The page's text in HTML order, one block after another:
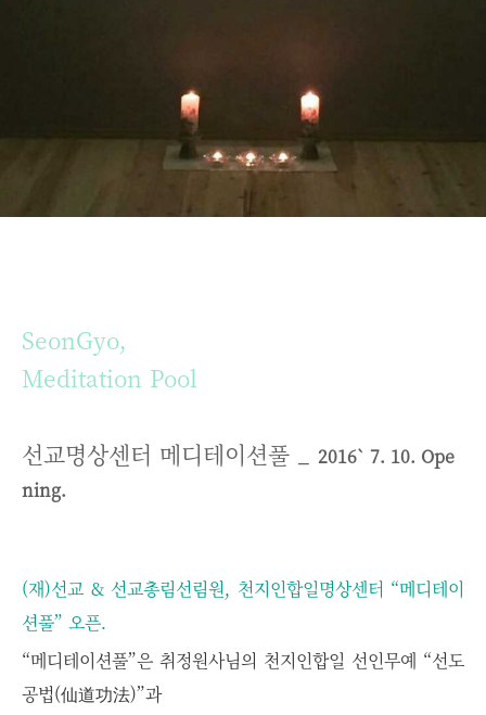
SeonGyo,
Meditation Pool
선교명상센터 메디테이션풀 _ 2016` 7. 10. Ope
ning.
(재)선교 & 선교총림선림원, 천지인합일명상센터 “메디테이
션풀” 오픈.
“메디테이션풀”은 취정원사님의 천지인합일 선인무예 “선도
공법(仙道功法)”과